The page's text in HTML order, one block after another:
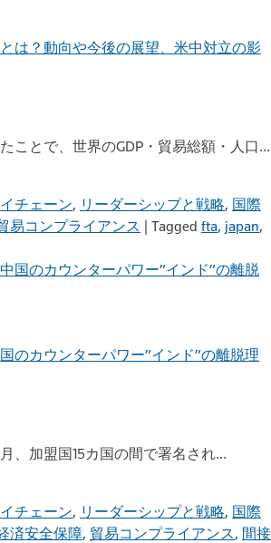
は？動向や今後の展望、米中対立の影
ことで、世界のGDP・貿易総額・人口…
チェーン, リーダーシップと戦略, 国際
易コンプライアンス Tagged fta, japan,
のカウンターパワー”インド”の離脱理
月、加盟国15カ国の間で署名され…
チェーン, リーダーシップと戦略, 国際
済安全保障, 貿易コンプライアンス, 間接